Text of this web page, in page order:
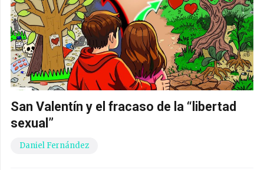
San Valentín y el fracaso de la “libertad
sexual”
Daniel Fernández